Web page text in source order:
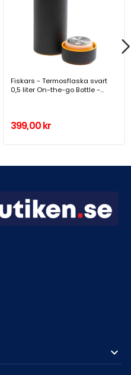
Fiskars - Termosflaska svart
0,5 liter On-the-go Bottle -
399,00 kr
